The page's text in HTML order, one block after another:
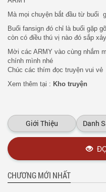
Mà mọi chuyện bắt đầu từ buổi
Buổi fansign đó chỉ là buổi gặp
còn có điều thú vị nào đó sắp
Mời các ARMY vào cùng nhắm
chính mình nhé
Chúc các thím đọc truyện vui vẻ
Xem thêm tại : Kho truyện
Giới Thiệu Danh
CHƯƠNG MỚI NHẤT